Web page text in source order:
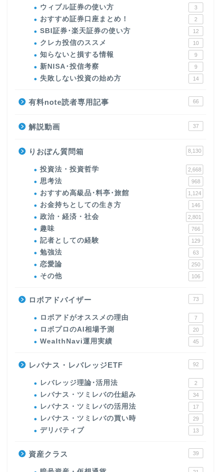
ウィブル証券の使い方 3
おすすめ証券口座まとめ！ 2
SBI証券･楽天証券の使い方 12
クレカ投信のススメ 10
知らないと損する情報 9
新NISA･投信考察 9
失敗しない投資の始め方 14
有料note読者専用記事 66
解説動画 37
りおぽん質問箱 8,130
投資法・投資哲学 2,668
思考法 968
おすすめ高級品･料亭･旅館 1,124
お金持ちとしての生き方 146
政治・経済・社会 2,801
趣味 766
記者としての経験 129
勉強法 63
恋愛論 250
その他 106
ロボアドバイザー 73
ロボアドがオススメの理由 7
ロボプロのAI相場予測 20
WealthNavi運用実績 45
レバナス・レバレッジETF 92
レバレッジ理論･活用法 2
レバナス・ツミレバの仕組み 34
レバナス・ツミレバの活用法 17
レバナス・ツミレバの買い時 29
デリバティブ 13
資産クラス 39